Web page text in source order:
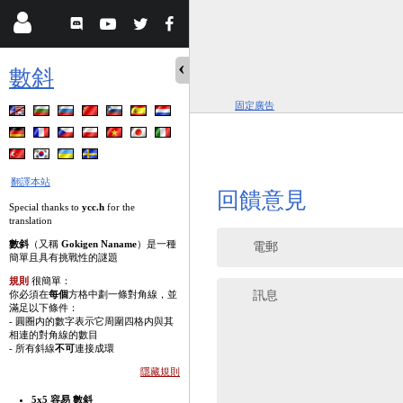
數斜
翻譯本站
Special thanks to ycc.h for the
translation
數斜 （又稱 Gokigen Naname）是一種
簡單且具有挑戰性的謎題
規則 很簡單：
你必須在每個方格中劃一條對角線，並
滿足以下條件：
- 圓圈内的數字表示它周圍四格内與其
相連的對角線的數目
- 所有斜線不可連接成環
隱藏規則
5x5 容易 數斜
固定廣告
回饋意見
電郵
訊息